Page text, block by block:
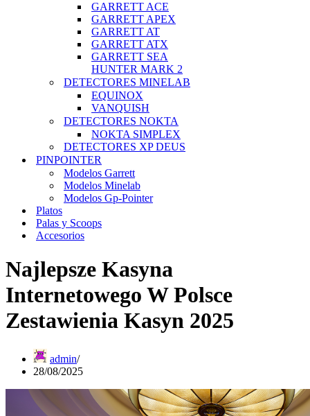
GARRETT ACE
GARRETT APEX
GARRETT AT
GARRETT ATX
GARRETT SEA
HUNTER MARK 2
DETECTORES MINELAB
EQUINOX
VANQUISH
DETECTORES NOKTA
NOKTA SIMPLEX
DETECTORES XP DEUS
PINPOINTER
Modelos Garrett
Modelos Minelab
Modelos Gp-Pointer
Platos
Palas y Scoops
Accesorios
Najlepsze Kasyna
Internetowego W Polsce
Zestawienia Kasyn 2025
admin
28/08/2025